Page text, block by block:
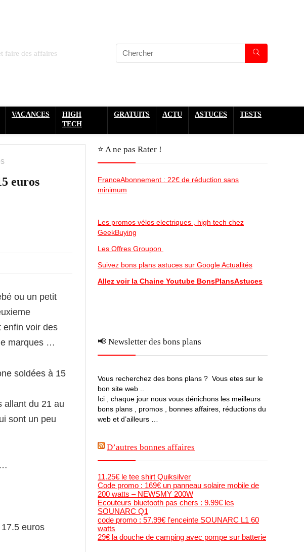
faire des affaires
VACANCES
HIGH
TECH
GRATUITS ACTU ASTUCES TESTS
euros
ou un petit
enfin voir des
marques …
soldées à 15
allant du 21 au
sont un peu
euros
⭐️ A ne pas Rater !
FranceAbonnement : 22€ de réduction sans
minimum
Les promos vélos electriques , high tech chez
GeekBuying
Les Offres Groupon
Suivez bons plans astuces sur Google Actualités
Allez voir la Chaine Youtube BonsPlansAstuces
📢 Newsletter des bons plans
Vous recherchez des bons plans ? Vous etes sur le
bon site web ..
Ici , chaque jour nous vous dénichons les meilleurs
bons plans , promos , bonnes affaires, réductions du
web et d’ailleurs …
D’autres bonnes affaires
11.25€ le tee shirt Quiksilver
Code promo : 169€ un panneau solaire mobile de
200 watts – NEWSMY 200W
Ecouteurs bluetooth pas chers : 9.99€ les
SOUNARC Q1
code promo : 57.99€ l’enceinte SOUNARC L1 60
watts
29€ la douche de camping avec pompe sur batterie